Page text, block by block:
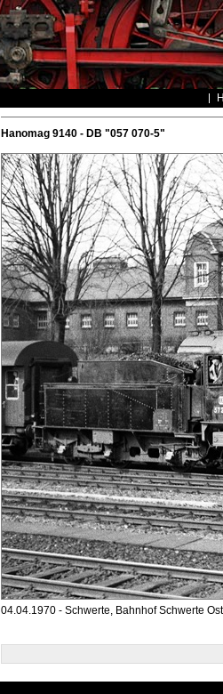
Hanomag 9140 - DB "057 070-5"
04.04.1970 - Schwerte, Bahnhof Schwerte Ost